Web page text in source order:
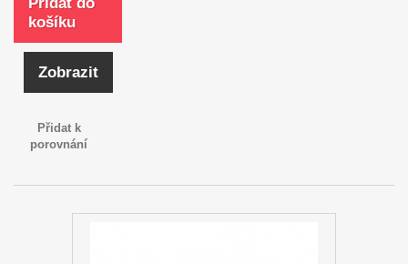
košíku
Zobrazit
Přidat k
porovnání